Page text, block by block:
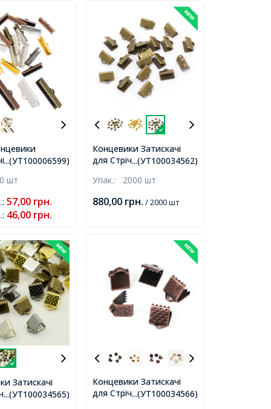
...(УТ100006599)
для Стрічок,
шт
: 57,00 грн.
: 46,00 грн.
...(УТ100034562)
Концевики Затискачі
для Стрічок Залізні,
2мм,
Упак.: 2000 шт
880,00 грн. / 2000 шт
...(УТ100034565)
Затискачі
Залізні,
...(УТ100034566)
Концевики Затискачі
для Стрічок, Залізні,